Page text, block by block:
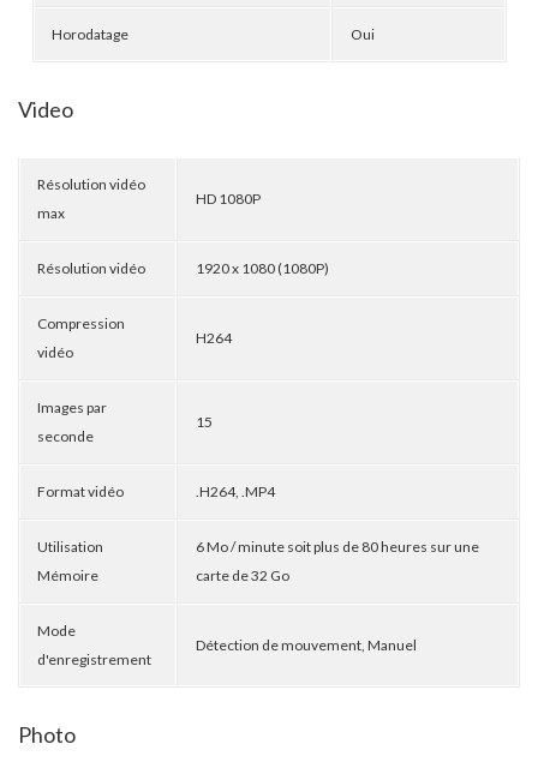
Horodatage Oui
Video
Résolution vidéo
max
HD 1080P
Résolution vidéo 1920 x 1080 (1080P)
Compression
vidéo
H264
Images par
seconde
15
Format vidéo .H264, .MP4
Utilisation
Mémoire
6 Mo / minute soit plus de 80 heures sur une
carte de 32 Go
Mode
d'enregistrement
Détection de mouvement, Manuel
Photo